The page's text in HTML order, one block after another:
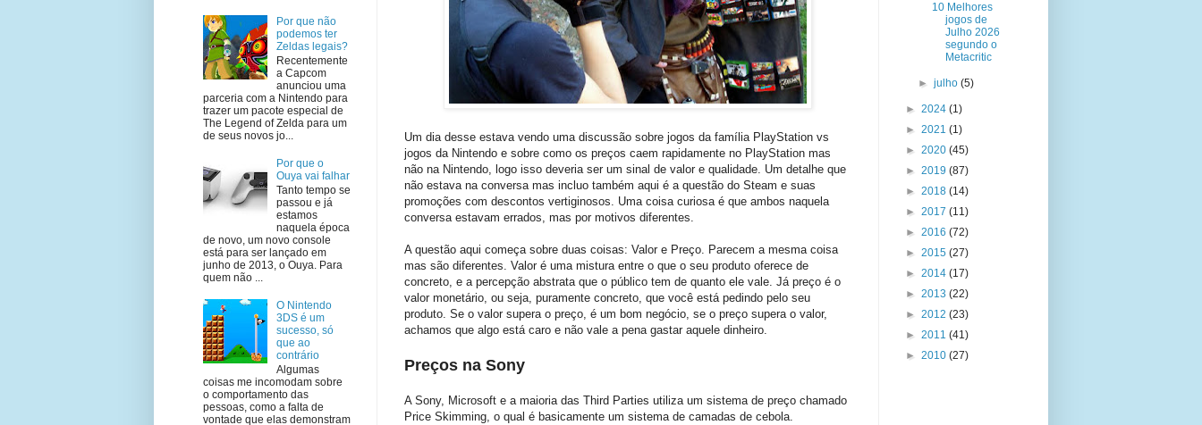
Um dia desse estava vendo uma discussão sobre jogos da família PlayStation vs
jogos da Nintendo e sobre como os preços caem rapidamente no PlayStation mas
não na Nintendo, logo isso deveria ser um sinal de valor e qualidade. Um detalhe que
não estava na conversa mas incluo também aqui é a questão do Steam e suas
promoções com descontos vertiginosos. Uma coisa curiosa é que ambos naquela
conversa estavam errados, mas por motivos diferentes.
A questão aqui começa sobre duas coisas: Valor e Preço. Parecem a mesma coisa
mas são diferentes. Valor é uma mistura entre o que o seu produto oferece de
concreto, e a percepção abstrata que o público tem de quanto ele vale. Já preço é o
valor monetário, ou seja, puramente concreto, que você está pedindo pelo seu
produto. Se o valor supera o preço, é um bom negócio, se o preço supera o valor,
achamos que algo está caro e não vale a pena gastar aquele dinheiro.
Preços na Sony
A Sony, Microsoft e a maioria das Third Parties utiliza um sistema de preço chamado
Price Skimming, o qual é basicamente um sistema de camadas de cebola.
Por que não
podemos ter
Zeldas legais?
Recentemente
a Capcom
anunciou uma
parceria com a Nintendo para
trazer um pacote especial de
The Legend of Zelda para um
de seus novos jo...
Por que o
Ouya vai falhar
Tanto tempo se
passou e já
estamos
naquela época
de novo, um novo console
está para ser lançado em
junho de 2013, o Ouya. Para
quem não ...
O Nintendo
3DS é um
sucesso, só
que ao
contrário
Algumas
coisas me incomodam sobre
o comportamento das
pessoas, como a falta de
vontade que elas demonstram
10 Melhores
jogos de
Julho 2026
segundo o
Metacritic
►julho(5)
► 2024 (1)
► 2021 (1)
► 2020 (45)
► 2019 (87)
► 2018 (14)
► 2017 (11)
► 2016 (72)
► 2015 (27)
► 2014 (17)
► 2013 (22)
► 2012 (23)
► 2011 (41)
► 2010 (27)